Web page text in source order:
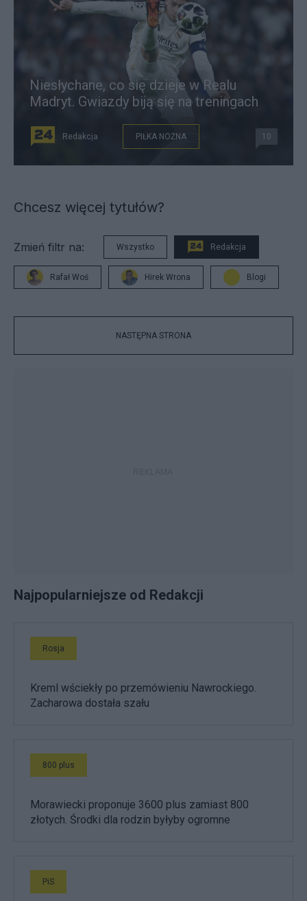
Niesłychane, co się dzieje w Realu
Madryt. Gwiazdy biją się na treningach
Redakcja PIŁKA NOŻNA 10
Chcesz więcej tytułów?
Zmień filtr na: Wszystko Redakcja
Rafał Woś Hirek Wrona Blogi
NASTĘPNA STRONA
Najpopularniejsze od Redakcji
Rosja
Kreml wściekły po przemówieniu Nawrockiego.
Zacharowa dostała szału
800 plus
Morawiecki proponuje 3600 plus zamiast 800
złotych. Środki dla rodzin byłyby ogromne
PiS